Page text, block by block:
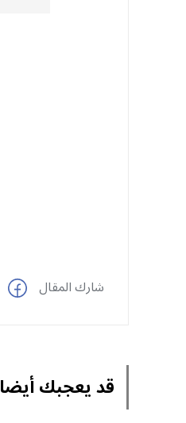
شارك المقال
قد يعجبك أيضا